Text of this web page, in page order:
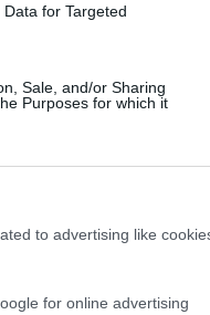
for Targeted
Sale, and/or Sharing
Purposes for which it
to advertising like
for online advertising
um impedimento ao
sociedades
meio de acordos